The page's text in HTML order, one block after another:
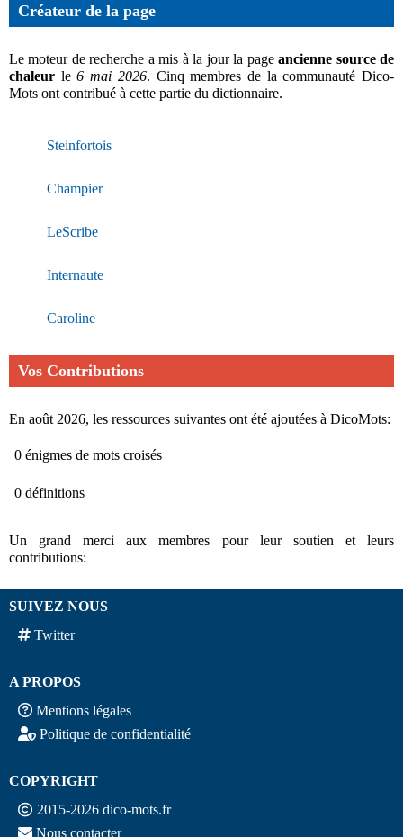
Créateur de la page
Le moteur de recherche a mis à la jour la pageancienne source de
chaleur le6 mai 2026. Cinq membres de la communauté Dico-
Mots ont contribué à cette partie du dictionnaire.
Steinfortois
Champier
LeScribe
Internaute
Caroline
Vos Contributions
En août 2026, les ressources suivantes ont été ajoutées à DicoMots:
0 énigmes de mots croisés
0 définitions
Un grand merci aux membres pour leur soutien et leurs
contributions:
SUIVEZ NOUS
Twitter
A PROPOS
Mentions légales
Politique de confidentialité
COPYRIGHT
2015-2026 dico-mots.fr
Nous contacter